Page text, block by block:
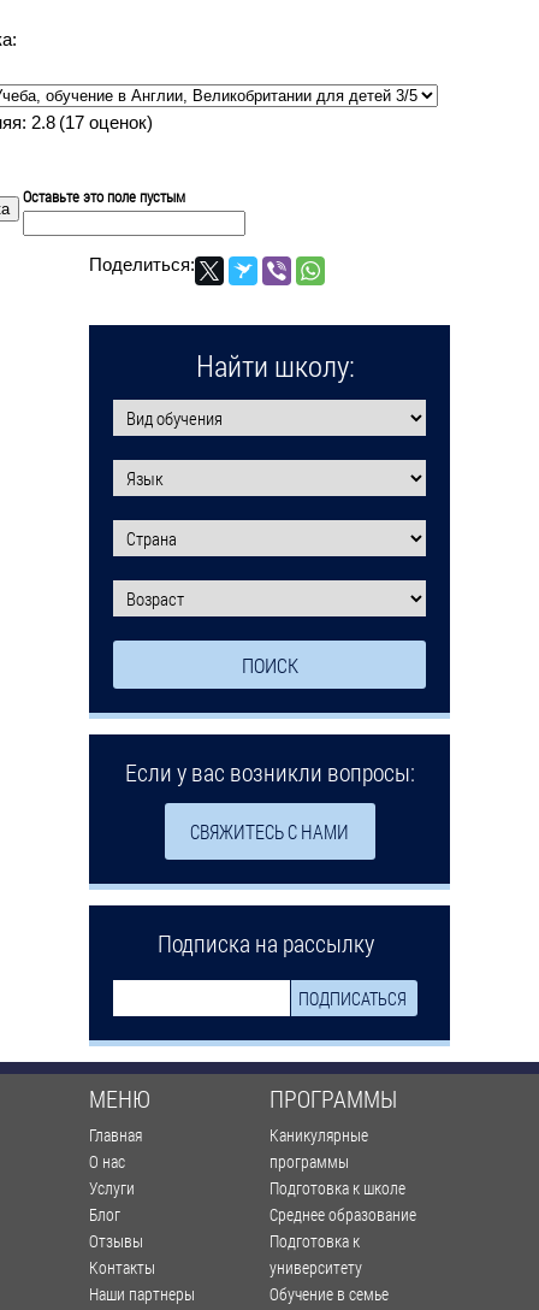
2.8 (17 оценок)
Оставьте это поле пустым
Поделиться:
Найти школу:
Если у вас возникли вопросы:
СВЯЖИТЕСЬ С НАМИ
Подписка на рассылку
МЕНЮ
Главная
О нас
Услуги
Блог
Отзывы
Контакты
Наши партнеры
ПРОГРАММЫ
Каникулярные
программы
Подготовка к школе
Среднее образование
Подготовка к
университету
Обучение в семье